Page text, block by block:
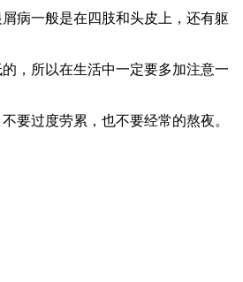
病一般是在四肢和头皮上，还有躯
，所以在生活中一定要多加注意一
要过度劳累，也不要经常的熬夜。